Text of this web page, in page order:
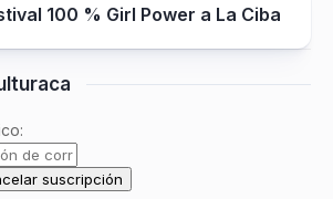
100 % Girl Power a La Ciba